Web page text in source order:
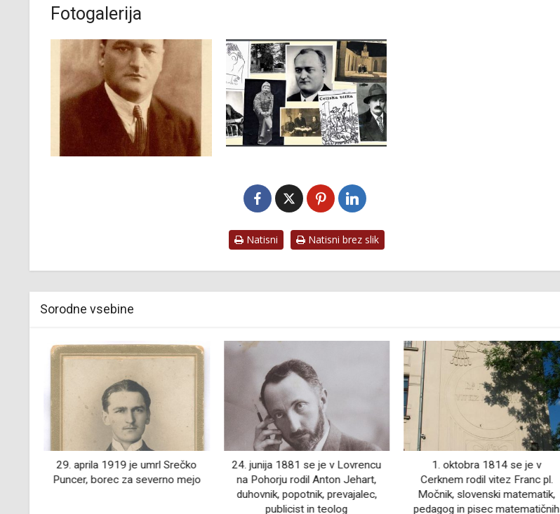
Fotogalerija
Natisni Natisni brez slik
Sorodne vsebine
29. aprila 1919 je umrl Srečko
Puncer, borec za severno mejo
24. junija 1881 se je v Lovrencu
na Pohorju rodil Anton Jehart,
duhovnik, popotnik, prevajalec,
publicist in teolog
1. oktobra 1814 se je v
Cerknem rodil vitez Franc pl.
Močnik, slovenski matematik,
pedagog in pisec matematičnih